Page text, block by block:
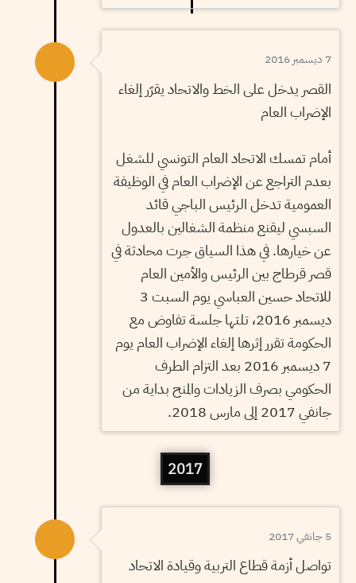
7 ديسمبر 2016
القصر يدخل على الخط والاتحاد يقرّر إلغاء
الإضراب العام
أمام تمسك الاتحاد العام التونسي للشغل
بعدم التراجع عن الإضراب العام في الوظيفة
العمومية تدخل الرئيس الباجي قائد
السبسي ليقنع منظمة الشغالين بالعدول
عن خيارها. في هذا السياق جرت محادثة في
قصر قرطاج بين الرئيس والأمين العام
للاتحاد حسين العباسي يوم السبت 3
ديسمبر 2016، تلتها جلسة تفاوض مع
الحكومة تقرر إثرها إلغاء الإضراب العام يوم
7 ديسمبر 2016 بعد التزام الطرف
الحكومي بصرف الزيادات والمنح بداية من
جانفي 2017 إلى مارس 2018.
2017
5 جانفي 2017
تواصل أزمة قطاع التربية وقيادة الاتحاد